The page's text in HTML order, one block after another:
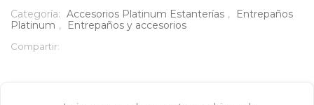
entrepaño
30
Categoría: Accesorios Platinum Estanterías ,
Entrepaños
Platinum , Entrepaños y accesorios
Compartir: